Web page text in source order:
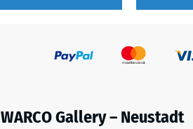
WARCO Gallery – Neustadt